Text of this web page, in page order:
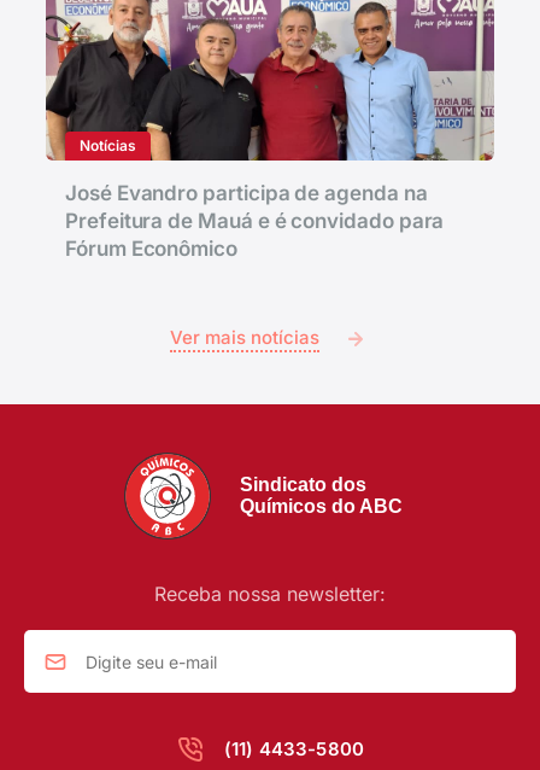
Notícias
José Evandro participa de agenda na
Prefeitura de Mauá e é convidado para
Fórum Econômico
Ver mais notícias
Sindicato dos
Químicos do ABC
(11) 4433-5800
Receba nossa newsletter: